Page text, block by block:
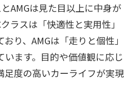
AMGは見た目以上に中身が
ラスは「快適性と実用性」
り、AMGは「走りと個性」
います。目的や価値観に応じ
足度の高いカーライフが実現